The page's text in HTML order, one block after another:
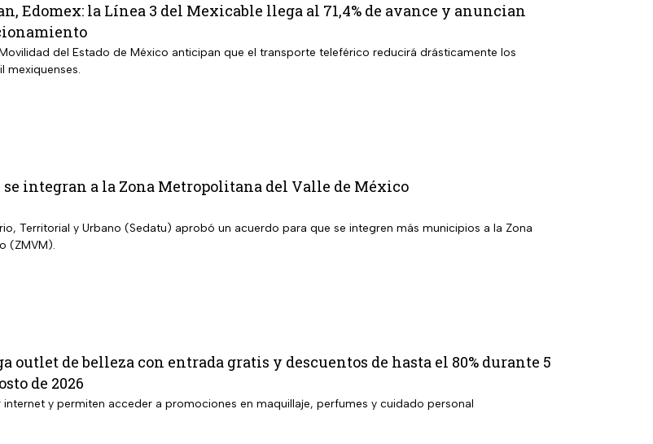
Edomex: la Línea 3 del Mexicable llega al 71,4% de avance y anuncian
del Estado de México anticipan que el transporte teleférico reducirá drásticamente los
mexiquenses.
integran a la Zona Metropolitana del Valle de México
Territorial y Urbano (Sedatu) aprobó un acuerdo para que se integren más municipios a la Zona
(ZMVM).
outlet de belleza con entrada gratis y descuentos de hasta el 80% durante 5
de 2026
y permiten acceder a promociones en maquillaje, perfumes y cuidado personal